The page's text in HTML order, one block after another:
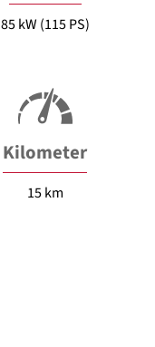
85 kW (115 PS)
Kilometer
15 km